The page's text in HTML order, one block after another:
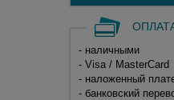
- наличными
- Visa / MasterCard
- наложенный
- банковский